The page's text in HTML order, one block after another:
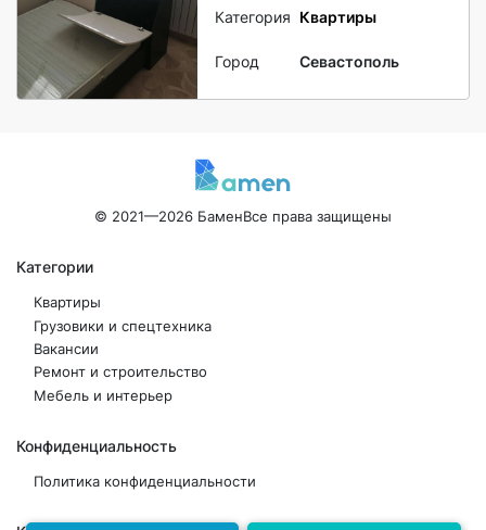
Категория Квартиры
Город Севастополь
© 2021—2026 БаменВсе права защищены
Категории
Квартиры
Грузовики и спецтехника
Вакансии
Ремонт и строительство
Мебель и интерьер
Конфиденциальность
Политика конфиденциальности